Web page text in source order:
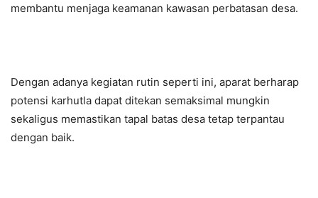
membantu menjaga keamanan kawasan perbatasan desa.
Dengan adanya kegiatan rutin seperti ini, aparat berharap
potensi karhutla dapat ditekan semaksimal mungkin
sekaligus memastikan tapal batas desa tetap terpantau
dengan baik.